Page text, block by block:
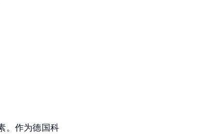
。作为德国科